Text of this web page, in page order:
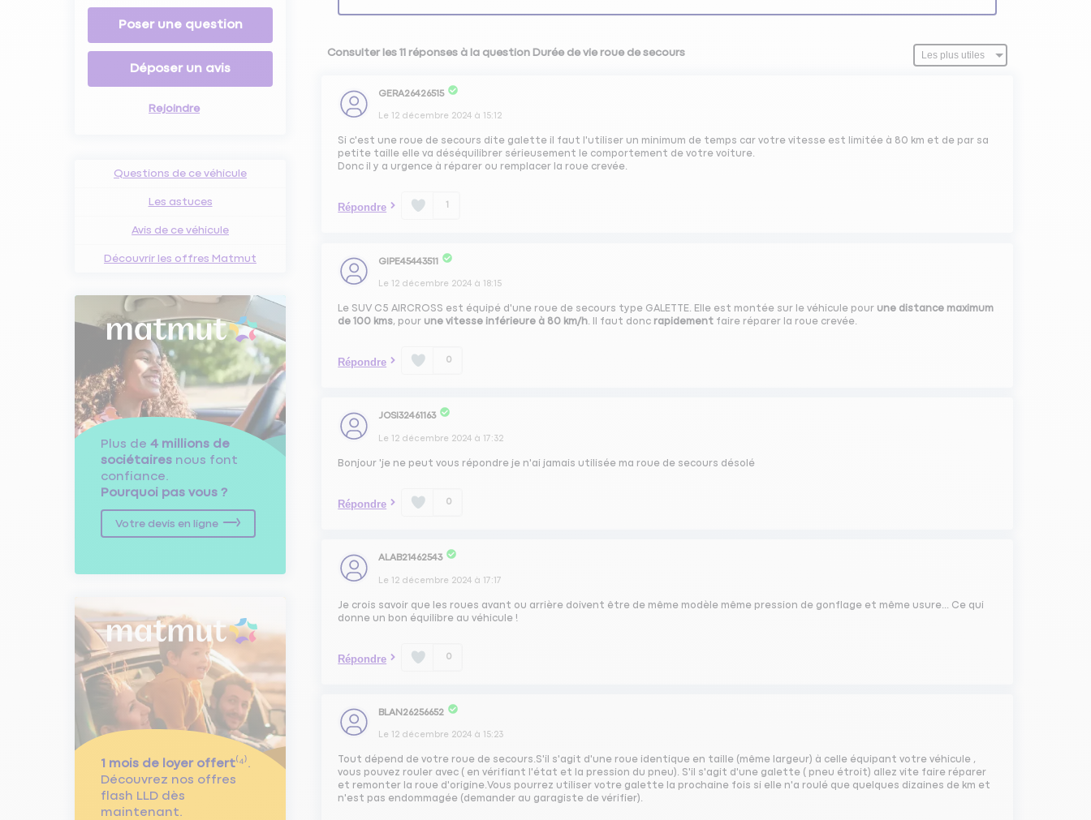
Poser une question
Déposer un avis
Rejoindre
Questions de ce véhicule
Les astuces
Avis de ce véhicule
Découvrir les offres Matmut
Plus de 4 millions de
sociétaires nous font
confiance.
Pourquoi pas vous ?
Votre devis en ligne
1 mois de loyer offert⁽⁴⁾.
Découvrez nos offres
flash LLD dès
maintenant.
Consulter les 11 réponses à la question Durée de vie roue de secours
GERA26426515
Le 12 décembre 2024 à 15:12
Si c'est une roue de secours dite galette il faut l'utiliser un minimum de temps car votre vitesse est limitée à 80 km et de par sa
petite taille elle va déséquilibrer sérieusement le comportement de votre voiture.
Donc il y a urgence à réparer ou remplacer la roue crevée.
Répondre
GIPE45443511
Le 12 décembre 2024 à 18:15
Le SUV C5 AIRCROSS est équipé d'une roue de secours type GALETTE. Elle est montée sur le véhicule pour une distance maximum
de 100 kms, pour une vitesse inférieure à 80 km/h. Il faut donc rapidement faire réparer la roue crevée.
Répondre 0
JOSI32461163
Le 12 décembre 2024 à 17:32
Bonjour 'je ne peut vous répondre je n'ai jamais utilisée ma roue de secours désolé
Répondre 0
ALAB21462543
Le 12 décembre 2024 à 17:17
Je crois savoir que les roues avant ou arrière doivent être de même modèle même pression de gonflage et même usure... Ce qui
donne un bon équilibre au véhicule !
Répondre 0
BLAN26256652
Le 12 décembre 2024 à 15:23
Tout dépend de votre roue de secours.S'il s'agit d'une roue identique en taille (même largeur) à celle équipant votre véhicule ,
vous pouvez rouler avec ( en vérifiant l'état et la pression du pneu). S'il s'agit d'une galette ( pneu étroit) allez vite faire réparer
et remonter la roue d'origine.Vous pourrez utiliser votre galette la prochaine fois si elle n'a roulé que quelques dizaines de km et
n'est pas endommagée (demander au garagiste de vérifier).